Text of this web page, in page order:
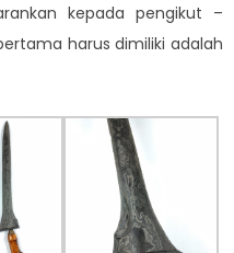
kepada pengikut –
harus dimiliki adalah